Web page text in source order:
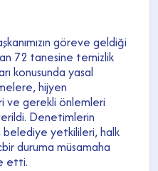
göreve geldiği
72 tanesine temizlik
konusunda yasal
hijyen
ve gerekli önlemleri
Denetimlerin
yetkilileri, halk
duruma müsamaha
etti.